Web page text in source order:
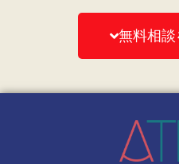
無料相